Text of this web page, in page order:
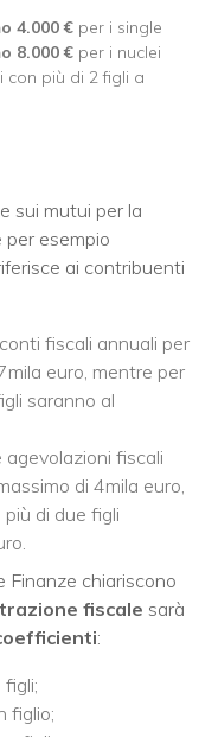
4.000 € per i single
8.000 € per i nuclei
con più di 2 figli a
sui mutui per la
per esempio
ai contribuenti
fiscali annuali per
euro, mentre per
saranno al
agevolazioni fiscali
di 4mila euro,
di due figli
Finanze chiariscono
fiscale sarà
:
figli;
figlio;